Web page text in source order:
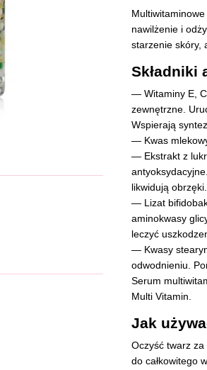
nawilżenie i
starzenie skóry,
Składniki
— Witaminy E,
zewnętrzne.
Wspierają
— Kwas
— Ekstrakt z
likwidują obrzęki.
— Lizat
aminokwasy
leczyć
— Kwasy
odwodnieniu.
Serum
Multi Vitamin.
Jak
Oczyść twarz
do całkowitego